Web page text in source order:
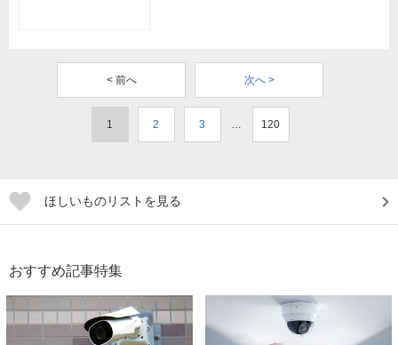
< 前へ 次へ >
1 2 3 … 120
ほしいものリストを見る
おすすめ記事特集